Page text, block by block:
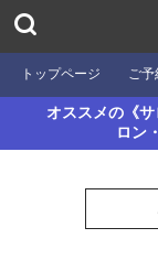
トップページ ご予
オススメの《
ロン